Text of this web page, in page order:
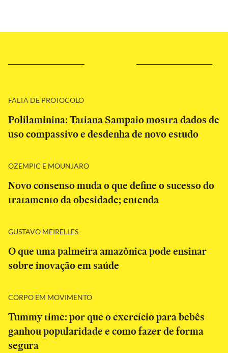
FALTA DE PROTOCOLO
Polilaminina: Tatiana Sampaio mostra dados de
uso compassivo e desdenha de novo estudo
OZEMPIC E MOUNJARO
Novo consenso muda o que define o sucesso do
tratamento da obesidade; entenda
GUSTAVO MEIRELLES
O que uma palmeira amazônica pode ensinar
sobre inovação em saúde
CORPO EM MOVIMENTO
Tummy time: por que o exercício para bebês
ganhou popularidade e como fazer de forma
segura